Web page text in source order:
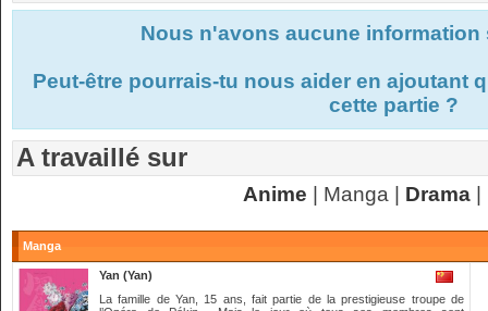
Nous n'avons aucune
Peut-être pourrais-tu nous aider en ajoutant
cette partie ?
A travaillé sur
Anime | Manga | Drama|
Manga
Yan (Yan)
La famille de Yan, 15 ans, fait partie de la prestigieuse troupe de